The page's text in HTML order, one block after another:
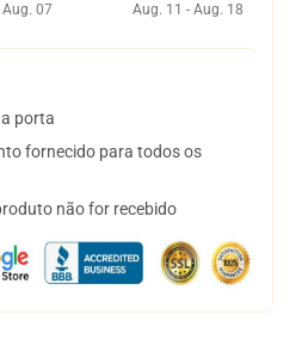
Aug. 07
Aug. 11 - Aug. 18
porta
fornecido para todos os
não for recebido